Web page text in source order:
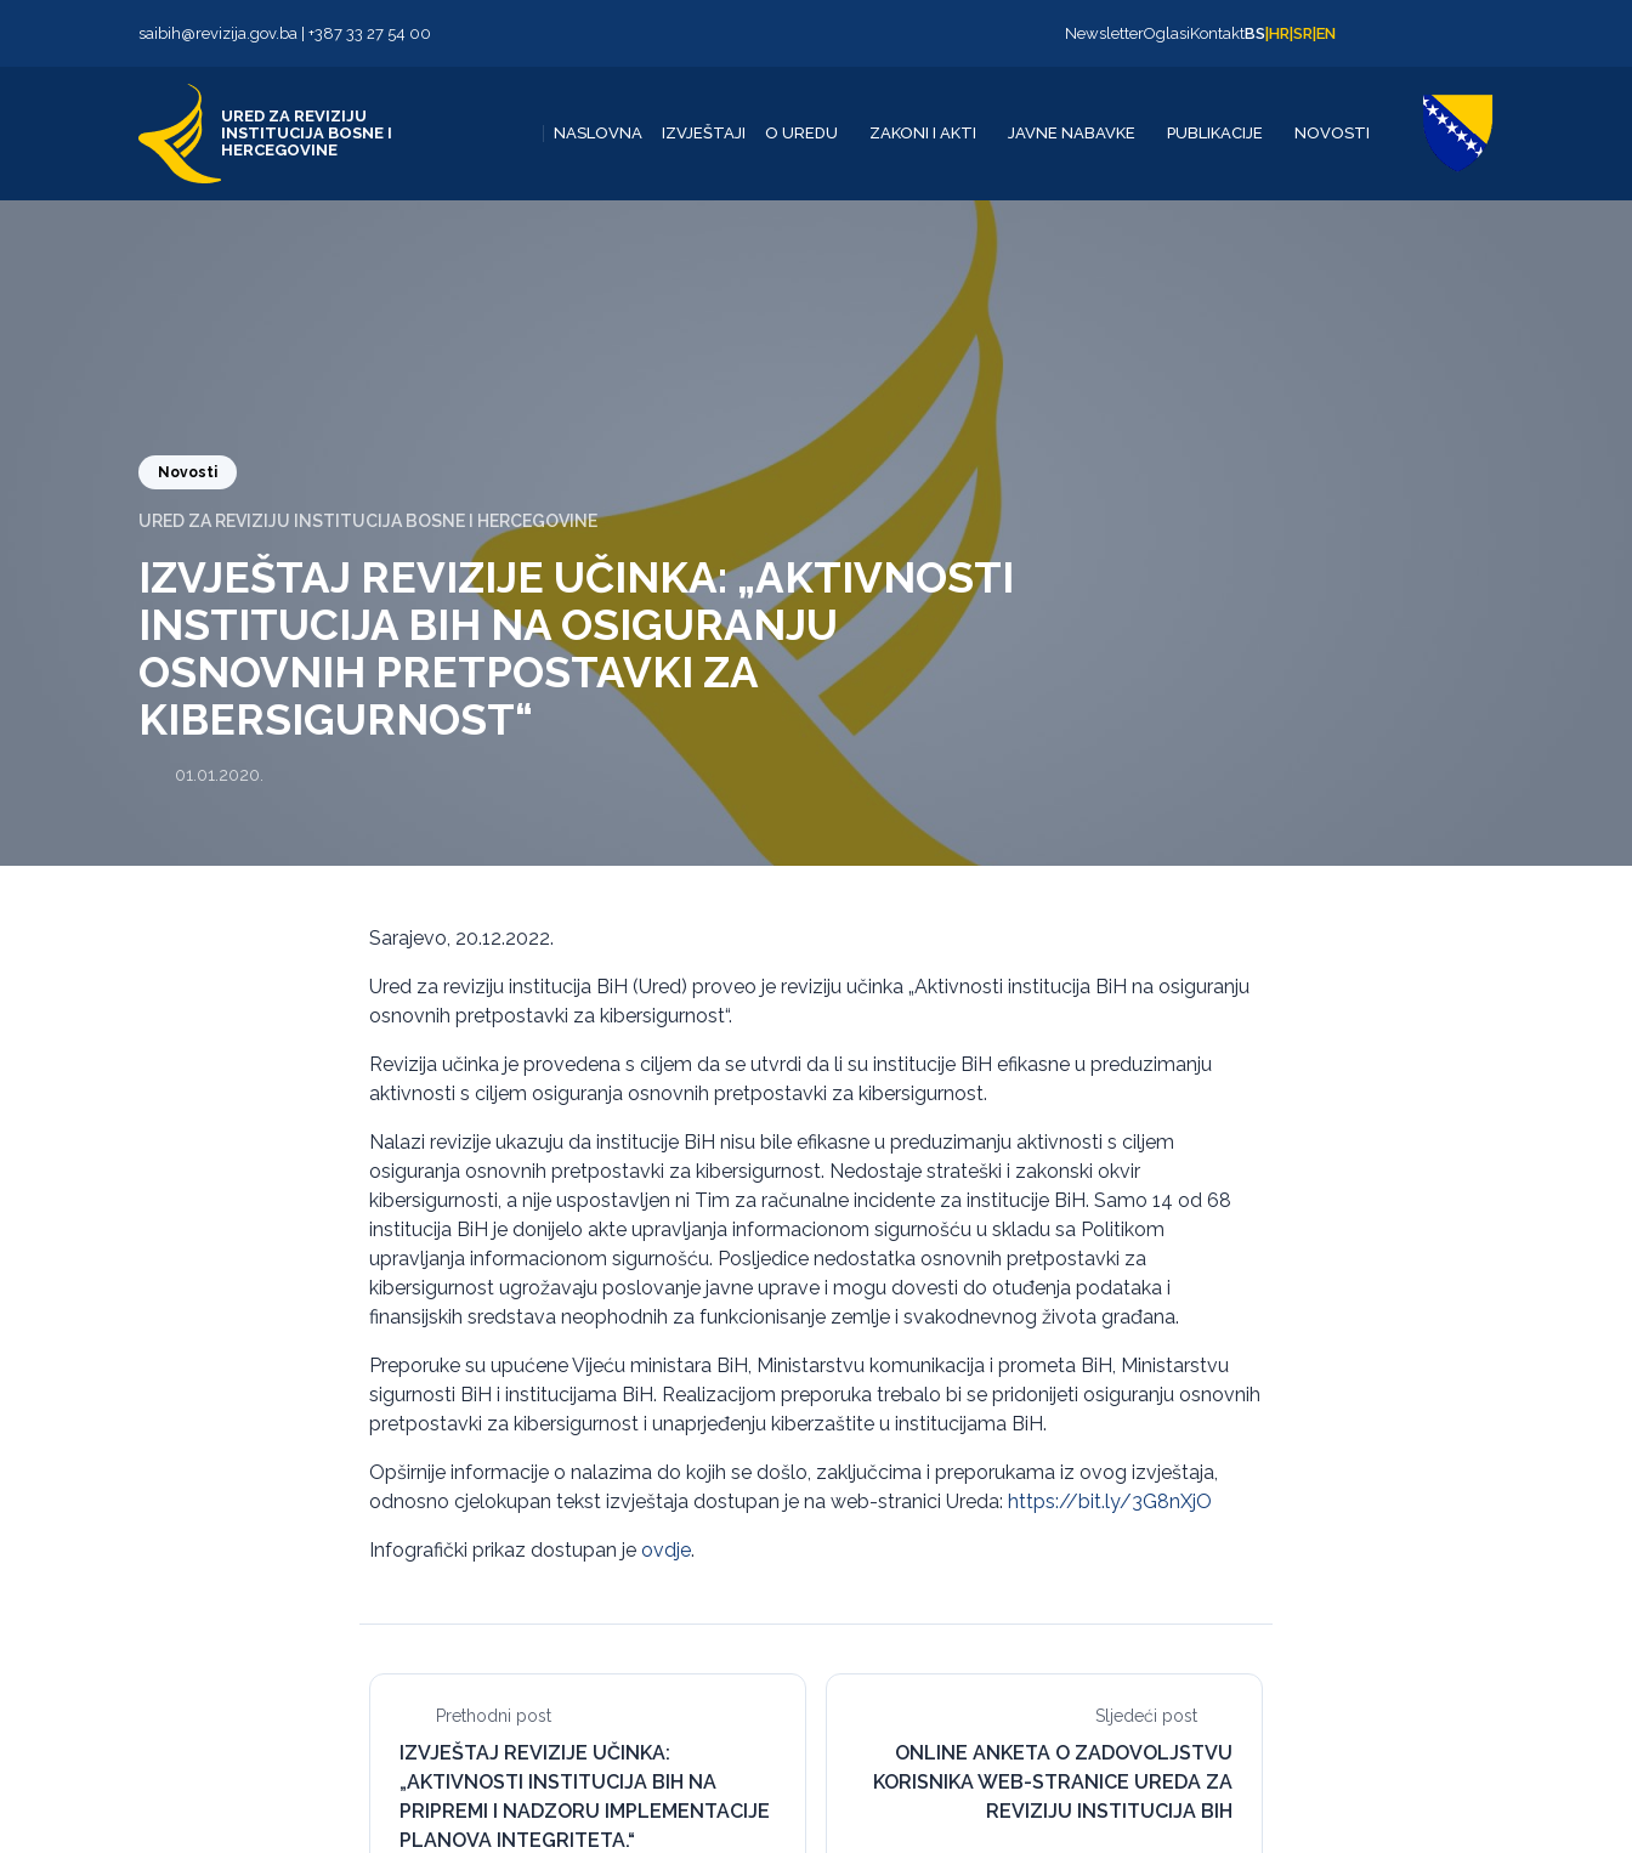
saibih@revizija.gov.ba +387 33 27 54 00 NewsletterOglasiKontaktBS HR SR EN
URED ZA REVIZIJU
INSTITUCIJA BOSNE I
HERCEGOVINE
NASLOVNA IZVJEŠTAJI O UREDU ZAKONI I AKTI JAVNE NABAVKE PUBLIKACIJE NOVOSTI
Novosti
URED ZA REVIZIJU INSTITUCIJA BOSNE I HERCEGOVINE
IZVJEŠTAJ REVIZIJE UČINKA: „AKTIVNOSTI
INSTITUCIJA BIH NA OSIGURANJU
OSNOVNIH PRETPOSTAVKI ZA
KIBERSIGURNOST“
01.01.2020.
Sarajevo, 20.12.2022.
Ured za reviziju institucija BiH (Ured) proveo je reviziju učinka „Aktivnosti institucija BiH na osiguranju
osnovnih pretpostavki za kibersigurnost“.
Revizija učinka je provedena s ciljem da se utvrdi da li su institucije BiH efikasne u preduzimanju
aktivnosti s ciljem osiguranja osnovnih pretpostavki za kibersigurnost.
Nalazi revizije ukazuju da institucije BiH nisu bile efikasne u preduzimanju aktivnosti s ciljem
osiguranja osnovnih pretpostavki za kibersigurnost. Nedostaje strateški i zakonski okvir
kibersigurnosti, a nije uspostavljen ni Tim za računalne incidente za institucije BiH. Samo 14 od 68
institucija BiH je donijelo akte upravljanja informacionom sigurnošću u skladu sa Politikom
upravljanja informacionom sigurnošću. Posljedice nedostatka osnovnih pretpostavki za
kibersigurnost ugrožavaju poslovanje javne uprave i mogu dovesti do otuđenja podataka i
finansijskih sredstava neophodnih za funkcionisanje zemlje i svakodnevnog života građana.
Preporuke su upućene Vijeću ministara BiH, Ministarstvu komunikacija i prometa BiH, Ministarstvu
sigurnosti BiH i institucijama BiH. Realizacijom preporuka trebalo bi se pridonijeti osiguranju osnovnih
pretpostavki za kibersigurnost i unaprjeđenju kiberzaštite u institucijama BiH.
Opširnije informacije o nalazima do kojih se došlo, zaključcima i preporukama iz ovog izvještaja,
odnosno cjelokupan tekst izvještaja dostupan je na web-stranici Ureda: https://bit.ly/3G8nXjO
Infografički prikaz dostupan je ovdje.
Prethodni post
IZVJEŠTAJ REVIZIJE UČINKA:
„AKTIVNOSTI INSTITUCIJA BIH NA
PRIPREMI I NADZORU IMPLEMENTACIJE
PLANOVA INTEGRITETA.“
Sljedeći post
ONLINE ANKETA O ZADOVOLJSTVU
KORISNIKA WEB-STRANICE UREDA ZA
REVIZIJU INSTITUCIJA BIH